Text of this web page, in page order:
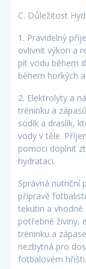
C. Důležitost
1. Pravidelný
ovlivnit výkon a
pít vodu během
během horkých
2. Elektrolyty a
tréninku a
sodík a draslík,
vody v těle.
pomoci doplnit
hydrataci.
Správná nutriční
přípravě
tekutin a
potřebné živiny,
tréninku a
nezbytná pro
fotbalovém hřišti.